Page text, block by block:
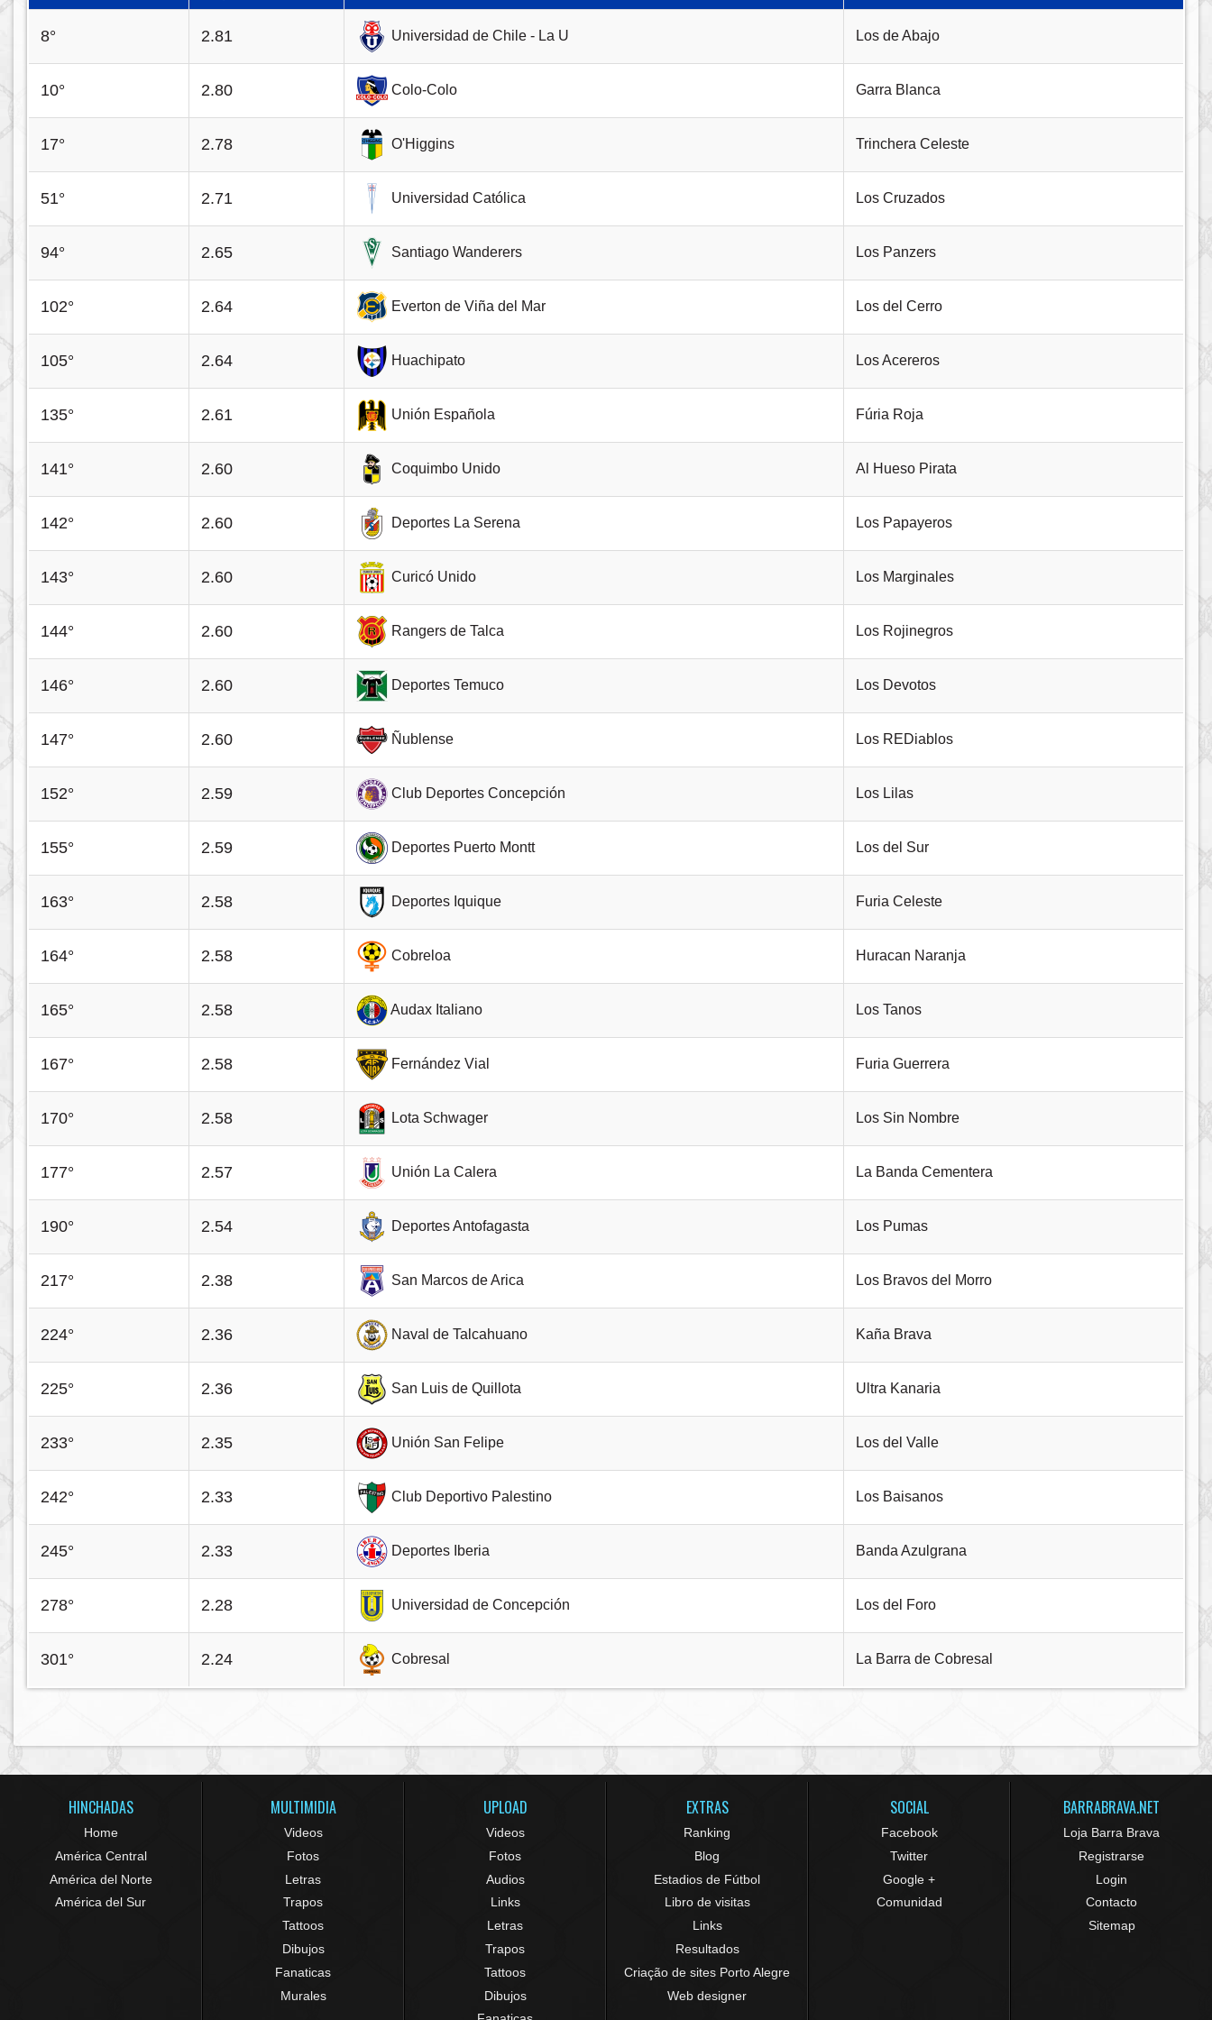
8° 2.81 Universidad de Chile - La U Los de Abajo
10° 2.80 Colo-Colo Garra Blanca
17° 2.78 O'Higgins Trinchera Celeste
51° 2.71 Universidad Católica Los Cruzados
94° 2.65 Santiago Wanderers Los Panzers
102° 2.64 Everton de Viña del Mar Los del Cerro
105° 2.64 Huachipato Los Acereros
135° 2.61 Unión Española Fúria Roja
141° 2.60 Coquimbo Unido Al Hueso Pirata
142° 2.60 Deportes La Serena Los Papayeros
143° 2.60 Curicó Unido Los Marginales
144° 2.60 Rangers de Talca Los Rojinegros
146° 2.60 Deportes Temuco Los Devotos
147° 2.60 Ñublense Los REDiablos
152° 2.59 Club Deportes Concepción Los Lilas
155° 2.59 Deportes Puerto Montt Los del Sur
163° 2.58 Deportes Iquique Furia Celeste
164° 2.58 Cobreloa Huracan Naranja
165° 2.58 Audax Italiano Los Tanos
167° 2.58 Fernández Vial Furia Guerrera
170° 2.58 Lota Schwager Los Sin Nombre
177° 2.57 Unión La Calera La Banda Cementera
190° 2.54 Deportes Antofagasta Los Pumas
217° 2.38 San Marcos de Arica Los Bravos del Morro
224° 2.36 Naval de Talcahuano Kaña Brava
225° 2.36 San Luis de Quillota Ultra Kanaria
233° 2.35 Unión San Felipe Los del Valle
242° 2.33 Club Deportivo Palestino Los Baisanos
245° 2.33 Deportes Iberia Banda Azulgrana
278° 2.28 Universidad de Concepción Los del Foro
301° 2.24 Cobresal La Barra de Cobresal
HINCHADAS
Home
América Central
América del Norte
América del Sur
MULTIMIDIA
Videos
Fotos
Letras
Trapos
Tattoos
Dibujos
Fanaticas
Murales
UPLOAD
Videos
Fotos
Audios
Links
Letras
Trapos
Tattoos
Dibujos
EXTRAS
Ranking
Blog
Estadios de Fútbol
Libro de visitas
Links
Resultados
Criação de sites Porto Alegre
Web designer
SOCIAL
Facebook
Twitter
Google +
Comunidad
BARRABRAVA.NET
Loja Barra Brava
Registrarse
Login
Contacto
Sitemap